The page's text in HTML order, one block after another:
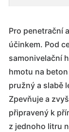
Pro penetrační
účinkem. Pod
samonivelační
hmotu na
pružný a slabě
Zpevňuje a
připravený k
z jednoho litru